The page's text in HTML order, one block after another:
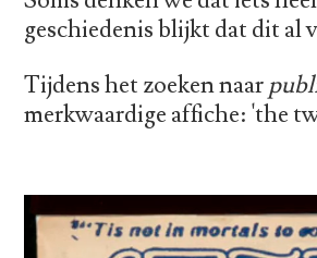
geschiedenis blijkt dat dit al
Tijdens het zoeken naar
merkwaardige affiche: 'the